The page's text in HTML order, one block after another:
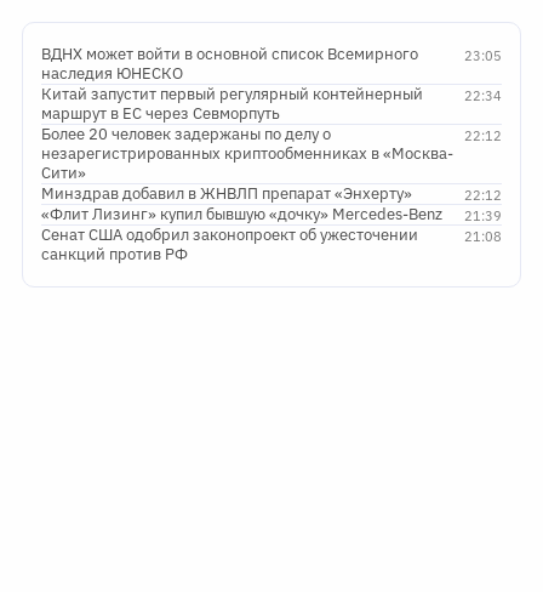
23:05
ВДНХ может войти в основной список Всемирного
наследия ЮНЕСКО
22:34
Китай запустит первый регулярный контейнерный
маршрут в ЕС через Севморпуть
22:12
Более 20 человек задержаны по делу о
незарегистрированных криптообменниках в «Москва-
Сити»
22:12
Минздрав добавил в ЖНВЛП препарат «Энхерту»
21:39
«Флит Лизинг» купил бывшую «дочку» Mercedes-Benz
21:08
Сенат США одобрил законопроект об ужесточении
санкций против РФ